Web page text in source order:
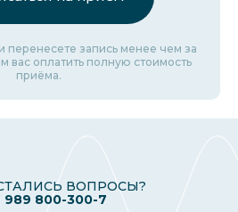
перенесете запись менее чем за
вас оплатить полную стоимость
приёма.
ВОПРОСЫ?
989 800-300-7